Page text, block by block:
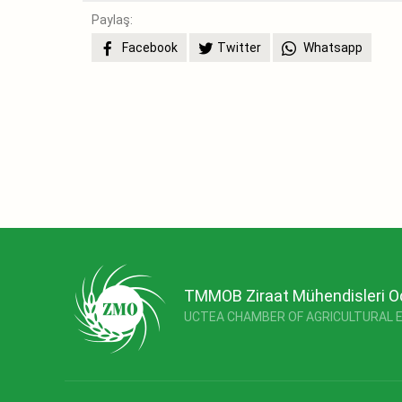
Paylaş:
Facebook
Twitter Whatsapp
TMMOB Ziraat Mühendisleri
UCTEA CHAMBER OF AGRICULTURAL